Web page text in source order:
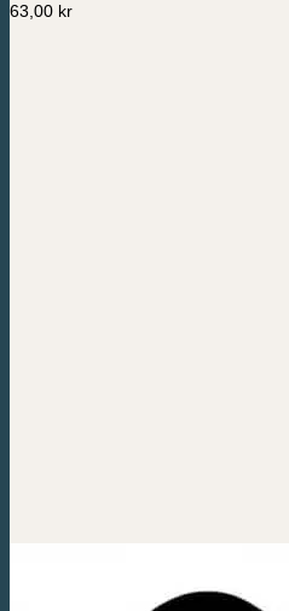
63,00 kr